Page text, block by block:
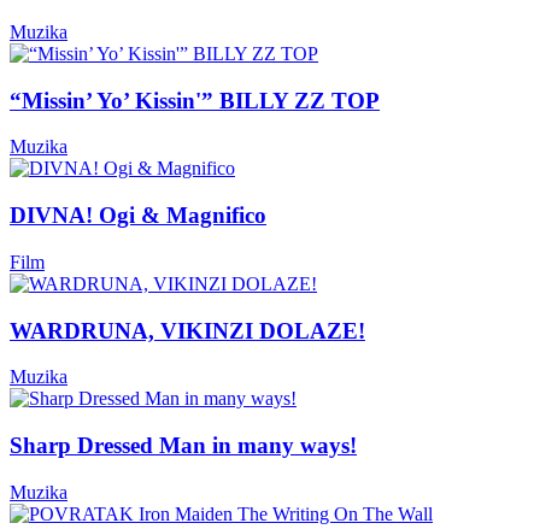
Muzika
“Missin’ Yo’ Kissin'” BILLY ZZ TOP
Muzika
DIVNA! Ogi & Magnifico
Film
WARDRUNA, VIKINZI DOLAZE!
Muzika
Sharp Dressed Man in many ways!
Muzika